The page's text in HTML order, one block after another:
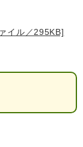
イル／295KB]